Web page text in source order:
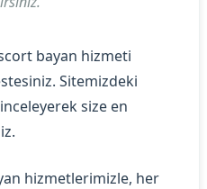
bayan hizmeti
Sitemizdeki
size en
hizmetlerimizle, her